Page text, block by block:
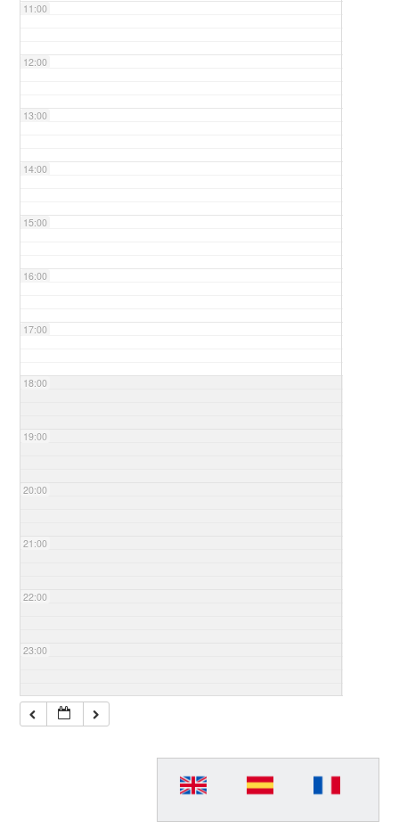
11:00
12:00
13:00
14:00
15:00
16:00
17:00
18:00
19:00
20:00
21:00
22:00
23:00